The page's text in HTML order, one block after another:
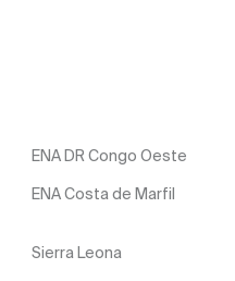
ENA DR Congo Oeste
ENA Costa de Marfil
Sierra Leona